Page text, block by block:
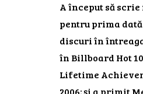
A început să
pentru prima dată
discuri în
în Billboard Hot
Lifetime